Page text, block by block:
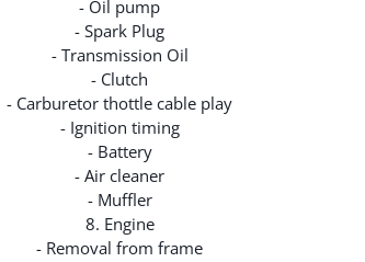
- Oil pump
- Spark Plug
- Transmission Oil
- Clutch
- Carburetor thottle cable play
- Ignition timing
- Battery
- Air cleaner
- Muffler
8. Engine
- Removal from frame